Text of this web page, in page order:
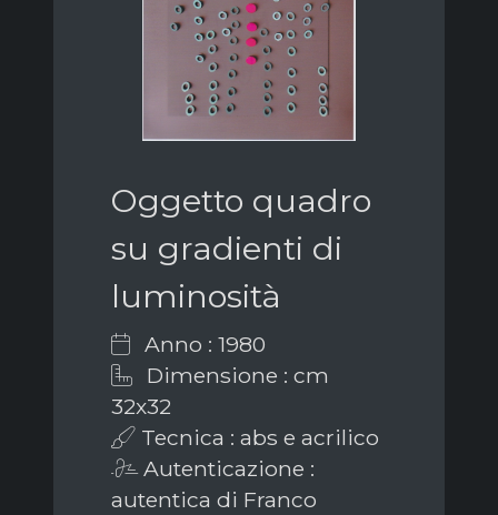
Oggetto quadro
su gradienti di
luminosità
Anno : 1980
Dimensione : cm
32x32
Tecnica : abs e acrilico
Autenticazione :
autentica di Franco